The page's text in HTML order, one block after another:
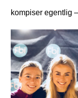
kompiser egentlig